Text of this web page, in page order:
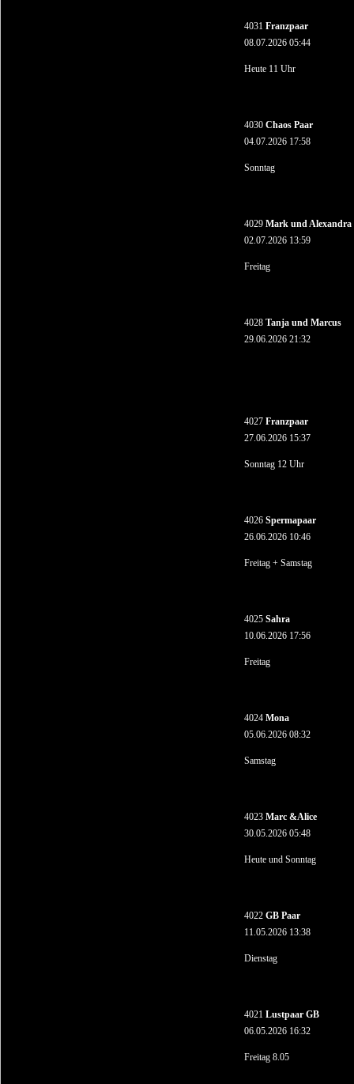
4031 Franzpaar
08.07.2026 05:44
Heute 11 Uhr
4030 Chaos Paar
04.07.2026 17:58
Sonntag
4029 Mark und Alexandra
02.07.2026 13:59
Freitag
4028 Tanja und Marcus
29.06.2026 21:32
4027 Franzpaar
27.06.2026 15:37
Sonntag 12 Uhr
4026 Spermapaar
26.06.2026 10:46
Freitag + Samstag
4025 Sahra
10.06.2026 17:56
Freitag
4024 Mona
05.06.2026 08:32
Samstag
4023 Marc &Alice
30.05.2026 05:48
Heute und Sonntag
4022 GB Paar
11.05.2026 13:38
Dienstag
4021 Lustpaar GB
06.05.2026 16:32
Freitag 8.05